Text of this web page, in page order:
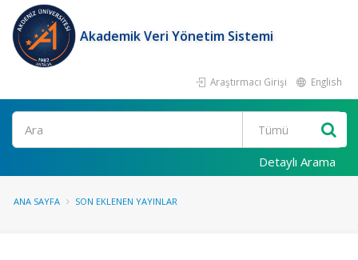
Akademik Veri Yönetim Sistemi
Araştırmacı Girişi English
Ara
Detaylı Arama
ANA SAYFA SON EKLENEN YAYINLAR